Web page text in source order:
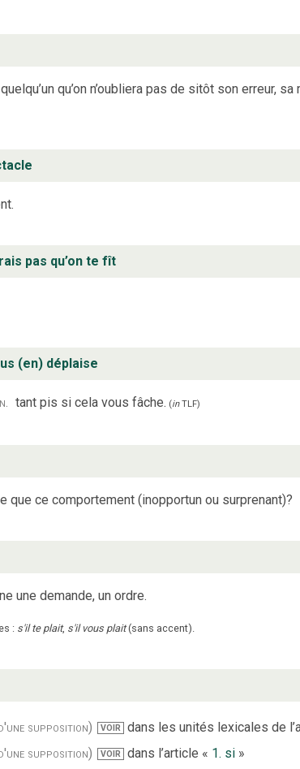
qu’on n’oubliera pas de sitôt son erreur,
pas qu’on te fît
(en) déplaise
tant pis si cela vous fâche. (inTLF)
que ce comportement (inopportun ou surprenant)?
une demande, un ordre.
: s'il te plait, s'il vous plait (sans accent).
supposition) VOIR dans les unités lexicales de
supposition)
VOIR dans l’article « 1. si»